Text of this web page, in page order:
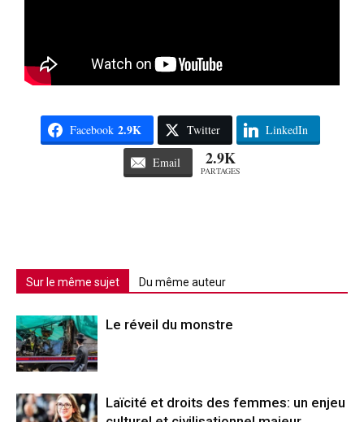
Facebook 2.9K Twitter LinkedIn
Email 2.9K
PARTAGES
Sur le même sujet Du même auteur
Le réveil du monstre
Laïcité et droits des femmes: un enjeu